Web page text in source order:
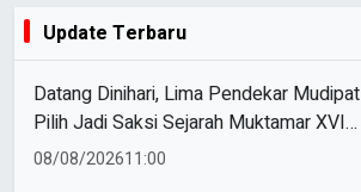
Update Terbaru
Datang Dinihari, Lima Pendekar Mudipat
Pilih Jadi Saksi Sejarah Muktamar XVI
Tapak Suci
08/08/202611:00